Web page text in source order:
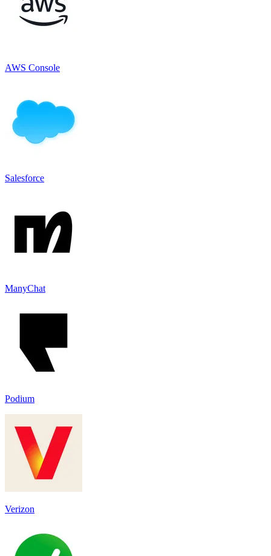
AWS Console
Salesforce
ManyChat
Podium
Verizon